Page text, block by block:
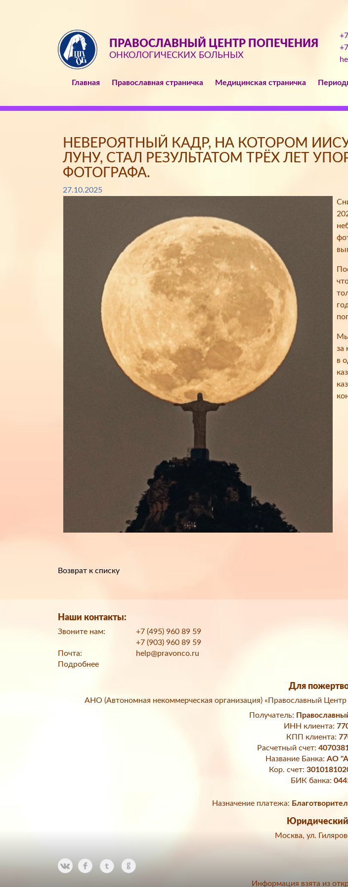
ПРАВОСЛАВНЫЙ ЦЕНТР ПОПЕЧЕНИЯ
ОНКОЛОГИЧЕСКИХ БОЛЬНЫХ
Главная Православная страничка Медицинская страничка
НЕВЕРОЯТНЫЙ КАДР, НА КОТОРОМ
ЛУНУ, СТАЛ РЕЗУЛЬТАТОМ ТРЁХ ЛЕТ
ФОТОГРАФА.
27.10.2025
Мы
за
в
Возврат к списку
Наши контакты:
Звоните нам:
+7 (495) 960 89 59
+7 (903) 960 89 59
Почта:
help@pravonco.ru
Подробнее
Для
АНО (Автономная некоммерческая организация) «Православный
Получатель:
ИНН клиента:
КПП клиента:
Расчетный счет:
Название Банка: АО
Кор. счет:
БИК банка:
Назначение платежа:
Юридический
Москва, ул.
Информация взята из